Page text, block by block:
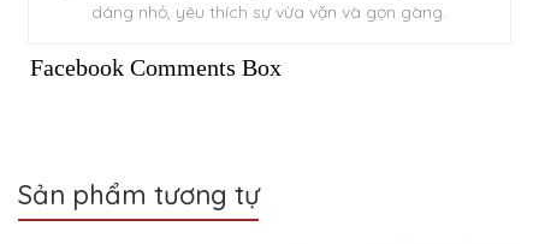
dáng nhỏ, yêu thích sự vừa vặn và gọn gàng.
Facebook Comments Box
Sản phẩm tương tự